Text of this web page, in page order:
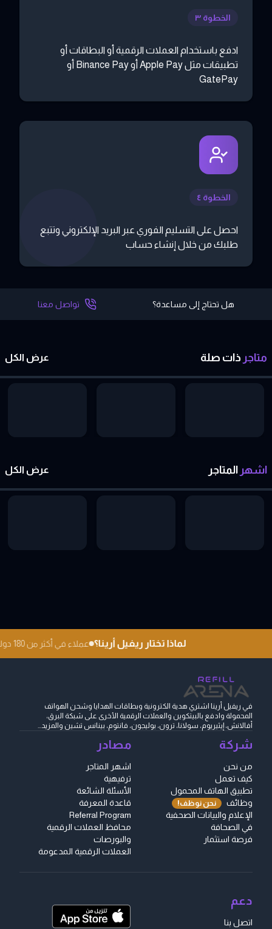
الخطوة ٣
ادفع باستخدام العملات الرقمية أو البطاقات أو
تطبيقات مثل Apple Pay أو Binance Pay أو
GatePay
الخطوة ٤
احصل على التسليم الفوري عبر البريد الإلكتروني وتتبع
طلبك من خلال إنشاء حساب
هل تحتاج إلى مساعدة؟ تواصل معنا
متاجر ذات صلة عرض الكل
اشهر المتاجر عرض الكل
لماذا تختار ريفيل أرينا؟ عملاء في أكثر من 180 دولة
في ريفيل أرينا اشتري هدية الكترونية وبطاقات الهدايا وشحن الهواتف
المحمولة وادفع بالبيتكوين والعملات الرقمية الأخرى على شبكة البرق،
أفالانش، إيثيريوم، سولانا، ترون، بوليجون، فانتوم، بينانس تشين والمزيد...
شركة
من نحن
كيف تعمل
تطبيق الهاتف المحمول
وظائف
نحن نوظف!
الإعلام والبيانات الصحفية
في الصحافة
فرصة استثمار
مصادر
اشهر المتاجر
ترفيهية
الأسئلة الشائعة
قاعدة المعرفة
Referral Program
محافظ العملات الرقمية
والبورصات
العملات الرقمية المدعومة
دعم
اتصل بنا